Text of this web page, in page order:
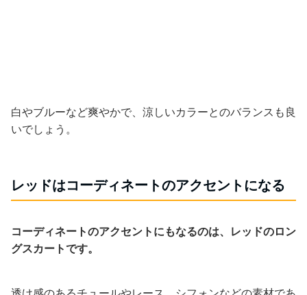
白やブルーなど爽やかで、涼しいカラーとのバランスも良
いでしょう。
レッドはコーディネートのアクセントになる
コーディネートのアクセントにもなるのは、レッドのロン
グスカートです。